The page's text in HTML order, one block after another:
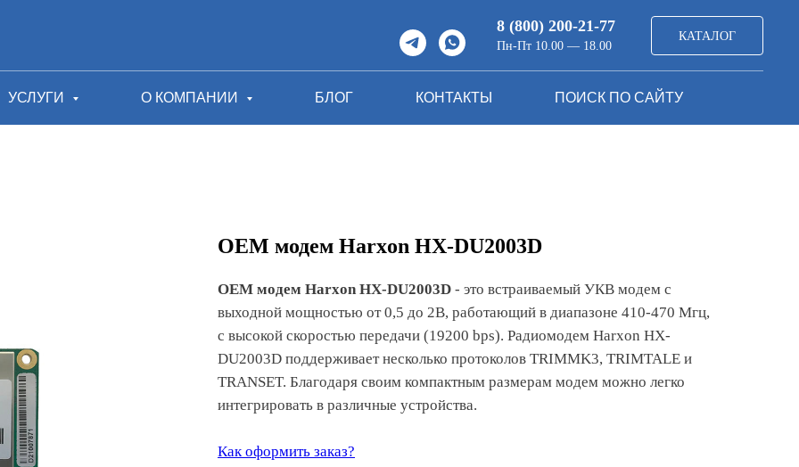
8 (800) 200-21-77
Пн-Пт 10.00 — 18.00
КАТАЛОГ
УСЛУГИ О КОМПАНИИ БЛОГ КОНТАКТЫ ПОИСК ПО САЙТУ
ОЕМ модем Harxon HX-DU2003D
OEM модем Harxon HX-DU2003D - это встраиваемый УКВ модем с
выходной мощностью от 0,5 до 2В, работающий в диапазоне 410-470 Мгц,
с высокой скоростью передачи (19200 bps). Радиомодем Harxon HX-
DU2003D поддерживает несколько протоколов TRIMMK3, TRIMTALE и
TRANSET. Благодаря своим компактным размерам модем можно легко
интегрировать в различные устройства.
Как оформить заказ?